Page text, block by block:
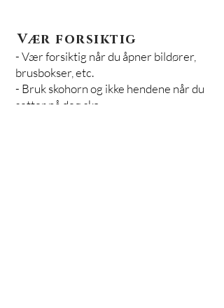
Vær forsiktig
- Vær forsiktig når du åpner bildører,
brusbokser, etc.
- Bruk skohorn og ikke hendene når du
setter på deg sko.